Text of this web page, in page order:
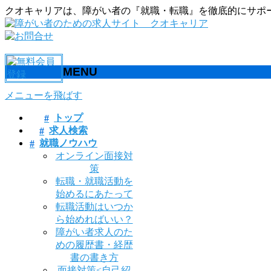
クオキャリアは、障がい者の『就職・転職』を徹底的にサポ
MENU
メニューを飛ばす
トップ
求人検索
就職ノウハウ
オンライン面接対
策
転職・就職活動を
始めるにあたって
転職活動はいつか
ら始めればいい？
障がい者求人のた
めの履歴書・経歴
書の書き方